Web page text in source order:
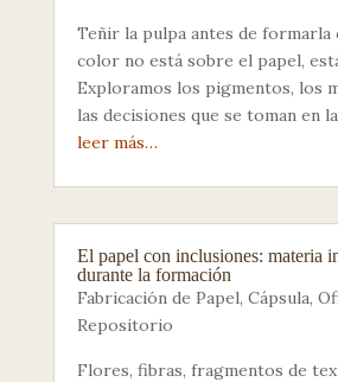
Teñir la pulpa antes de formarla
color no está sobre el papel,
Exploramos los pigmentos, los
las decisiones que se toman en
leer más…
El papel con inclusiones: materia
durante la formación
Fabricación de Papel, Cápsula,
Repositorio
Flores, fibras, fragmentos de